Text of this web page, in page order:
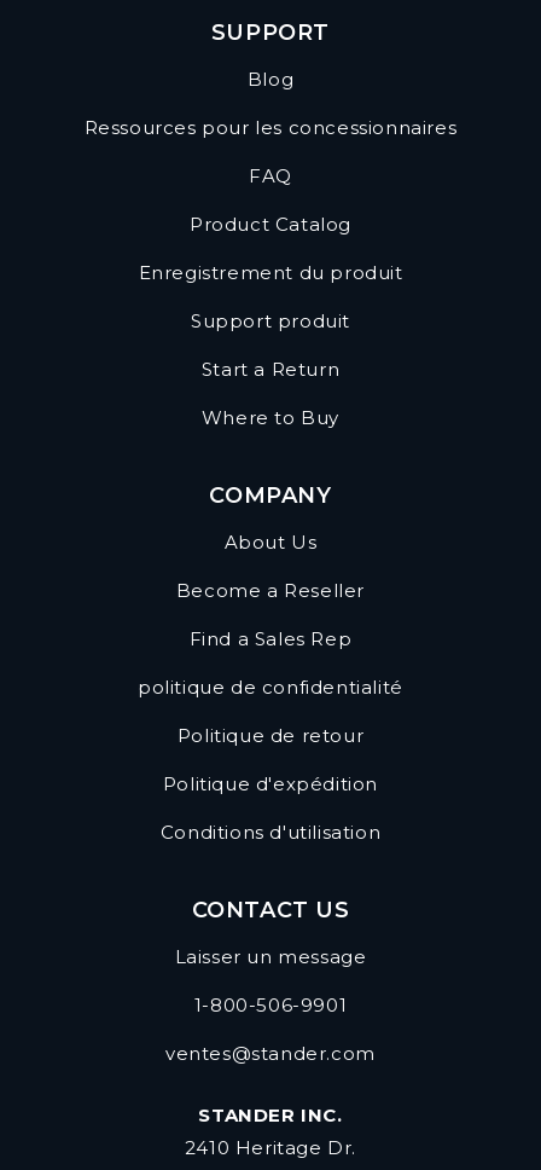
SUPPORT
Blog
Ressources pour les concessionnaires
FAQ
Product Catalog
Enregistrement du produit
Support produit
Start a Return
Where to Buy
COMPANY
About Us
Become a Reseller
Find a Sales Rep
politique de confidentialité
Politique de retour
Politique d'expédition
Conditions d'utilisation
CONTACT US
Laisser un message
1-800-506-9901
ventes@stander.com
STANDER INC.
2410 Heritage Dr.